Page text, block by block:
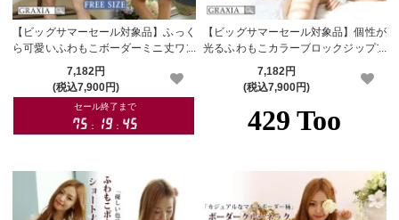
【ビッグサマーセール対象品】ふっく
ら可愛いふわもこボーダーミニ丈ワン
ピースルームウェア(ROOMWEAR)
【メーカーお取り寄せ品】
7,182円
(税込7,900円)
【ビッグサマーセール対象品】個性が
光るふわもこカラーブロックジップア
ップセットアップ(ROOMWEAR)【メ
ーカーお取り寄せ品】
7,182円
(税込7,900円)